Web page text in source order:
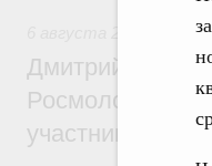
Дмитрий
Росмолодёжи
участников